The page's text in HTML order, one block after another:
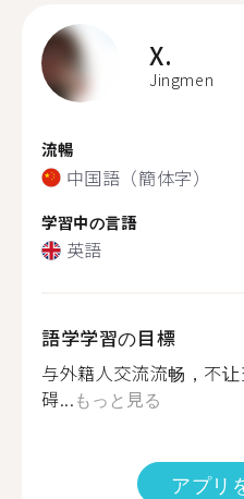
X.
Jingmen
流暢
中国語（簡体字）
学習中の言語
英語
語学学習の目標
与外籍人交流流畅，不
碍...もっと見る
アプリ